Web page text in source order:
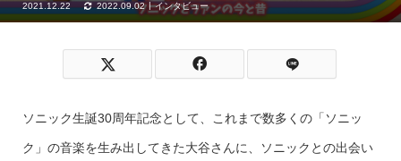
2021.12.22 2022.09.02 インタビュー
ソニック生誕30周年記念として、これまで数多くの「ソニッ
ク」の音楽を生み出してきた大谷さんに、ソニックとの出会い